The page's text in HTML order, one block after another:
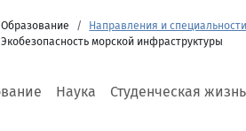
Образование
Направления и специальности
Экобезопасность морской инфраструктуры
Наука Студенческая жизнь